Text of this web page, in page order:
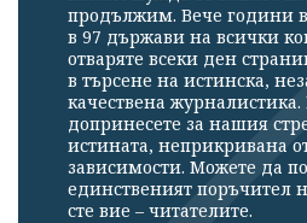
продължим. Вече години
в 97 държави на всички
отваряте всеки ден
в търсене на истинска,
качествена
допринесете за нашия
истината, неприкривана
зависимости. Можете да
единственият поръчител
сте вие – читателите.